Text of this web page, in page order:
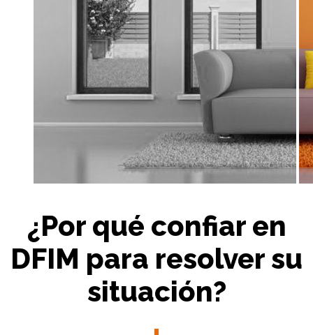
¿Por qué confiar en
DFIM para resolver su
situación?